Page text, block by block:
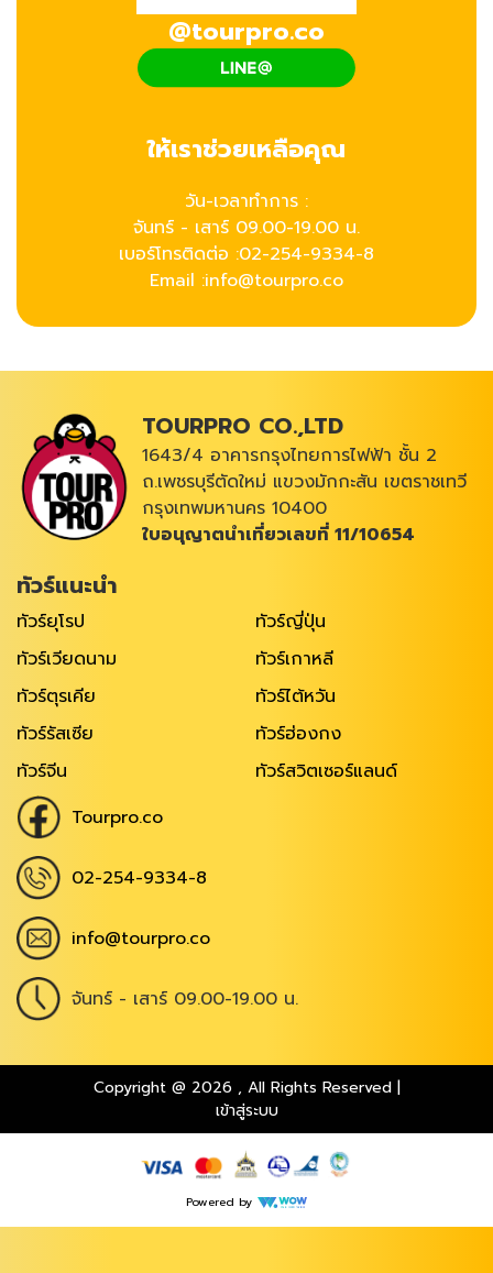
@tourpro.co
ให้เราช่วยเหลือคุณ
วัน-เวลาทำการ :
จันทร์ - เสาร์ 09.00-19.00 น.
เบอร์โทรติดต่อ :02-254-9334-8
Email :info@tourpro.co
TOURPRO CO.,LTD
1643/4 อาคารกรุงไทยการไฟฟ้า ชั้น 2
ถ.เพชรบุรีตัดใหม่ แขวงมักกะสัน เขตราชเทวี
กรุงเทพมหานคร 10400
ใบอนุญาตนำเที่ยวเลขที่ 11/10654
ทัวร์แนะนำ
ทัวร์ยุโรป
ทัวร์ญี่ปุ่น
ทัวร์เวียดนาม
ทัวร์เกาหลี
ทัวร์ตุรเคีย
ทัวร์ไต้หวัน
ทัวร์รัสเซีย
ทัวร์ฮ่องกง
ทัวร์จีน
ทัวร์สวิตเซอร์แลนด์
Tourpro.co
02-254-9334-8
info@tourpro.co
จันทร์ - เสาร์ 09.00-19.00 น.
Copyright @ 2026 , All Rights Reserved|
เข้าสู่ระบบ
Powered by